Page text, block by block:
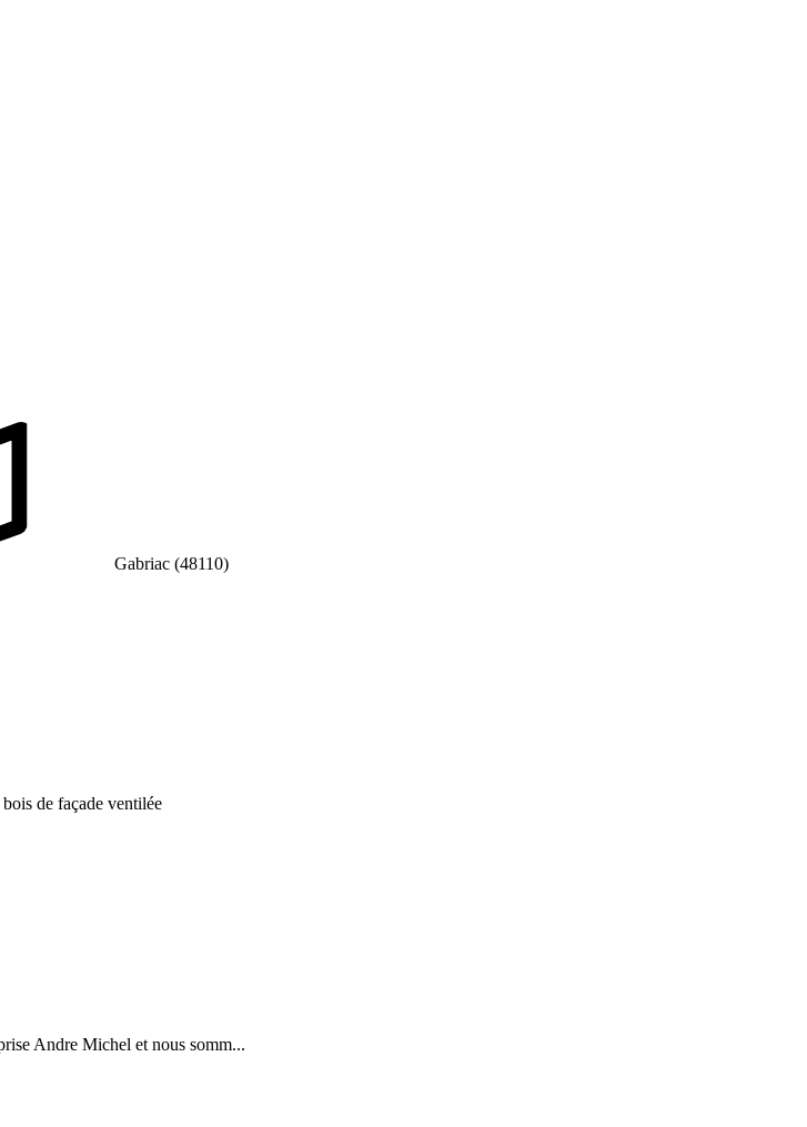
Gabriac (48110)
de façade ventilée
Andre Michel et nous somm...